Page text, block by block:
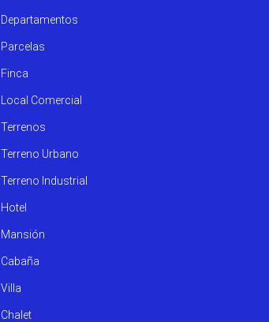
Departamentos
Parcelas
Finca
Local Comercial
Terrenos
Terreno Urbano
Terreno Industrial
Hotel
Mansión
Cabaña
Villa
Chalet